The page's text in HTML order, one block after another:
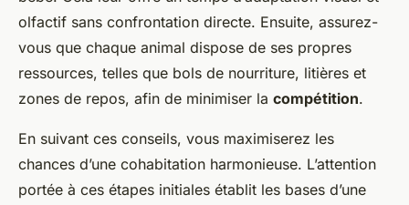
olfactif sans confrontation directe. Ensuite, assurez-
vous que chaque animal dispose de ses propres
ressources, telles que bols de nourriture, litières et
zones de repos, afin de minimiser la compétition.
En suivant ces conseils, vous maximiserez les
chances d’une cohabitation harmonieuse. L’attention
portée à ces étapes initiales établit les bases d’une